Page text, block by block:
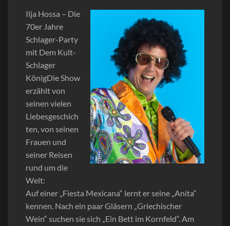
Ilja Hossa – Die
70er Jahre
Schlager-Party
mit Dem Kult-
Schlager
KönigDie Show
erzählt von
seinen vielen
Liebesgeschich
ten, von seinen
Frauen und
seiner Reisen
rund um die
Welt:
Auf einer „Fiesta Mexicana“ lernt er seine „Anita“
kennen. Nach ein paar Gläsern „Griechischer
Wein“ suchen sie sich „Ein Bett im Kornfeld“. Am